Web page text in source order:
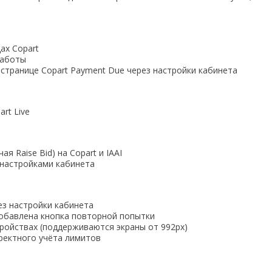
Copart
Copart Payment Due через настройки кабинета
Live
Raise Bid) на Copart и IAAI
кабинета
настройки кабинета
кнопка повторной попытки
(поддерживаются экраны от 992px)
учёта лимитов